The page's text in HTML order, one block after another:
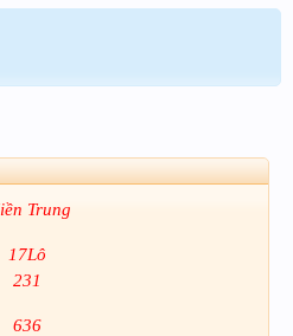
Trung
17Lô
231
636